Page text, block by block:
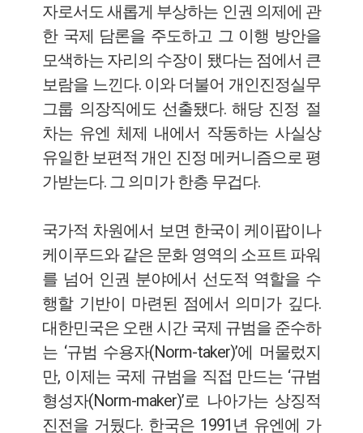
자로서도 새롭게 부상하는 인권 의제에 관
한 국제 담론을 주도하고 그 이행 방안을
모색하는 자리의 수장이 됐다는 점에서 큰
보람을 느낀다. 이와 더불어 개인진정실무
그룹 의장직에도 선출됐다. 해당 진정 절
차는 유엔 체제 내에서 작동하는 사실상
유일한 보편적 개인 진정 메커니즘으로 평
가받는다. 그 의미가 한층 무겁다.
국가적 차원에서 보면 한국이 케이팝이나
케이푸드와 같은 문화 영역의 소프트 파워
를 넘어 인권 분야에서 선도적 역할을 수
행할 기반이 마련된 점에서 의미가 깊다.
대한민국은 오랜 시간 국제 규범을 준수하
는 ‘규범 수용자(Norm-taker)’에 머물렀지
만, 이제는 국제 규범을 직접 만드는 ‘규범
형성자(Norm-maker)’로 나아가는 상징적
진전을 거뒀다. 한국은 1991년 유엔에 가